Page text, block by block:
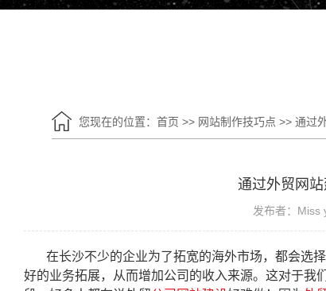
您现在的位置： 首页 >> 网站制作技巧点 >> 通过
通过外贸网
发布者：Miss
在长沙不少的企业为了拓宽的海外市场，都会选
好的业务拓展，从而增加公司的收入来源。这对于我